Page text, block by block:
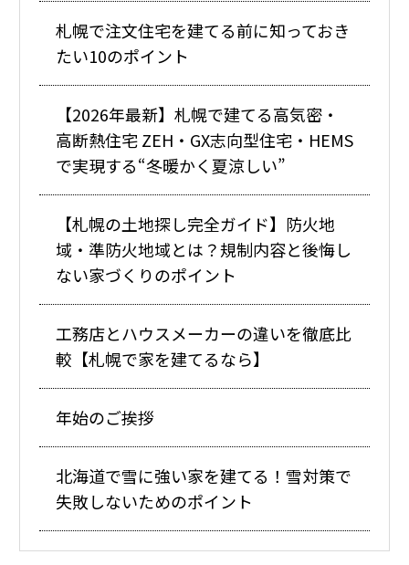
札幌で注文住宅を建てる前に知っておき
たい10のポイント
【2026年最新】札幌で建てる高気密・
高断熱住宅 ZEH・GX志向型住宅・HEMS
で実現する“冬暖かく夏涼しい”
【札幌の土地探し完全ガイド】防火地
域・準防火地域とは？規制内容と後悔し
ない家づくりのポイント
工務店とハウスメーカーの違いを徹底比
較【札幌で家を建てるなら】
年始のご挨拶
北海道で雪に強い家を建てる！雪対策で
失敗しないためのポイント